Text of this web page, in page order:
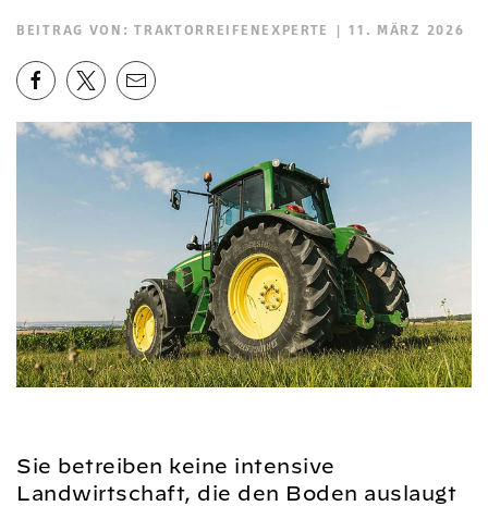
BEITRAG VON:TRAKTORREIFENEXPERTE | 11. MÄRZ 2026
Sie betreiben keine intensive
Landwirtschaft, die den Boden auslaugt